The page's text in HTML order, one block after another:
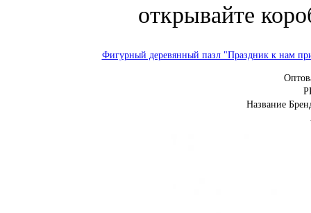
открывайте
Фигурный деревянный пазл "Праздник к нам
Название